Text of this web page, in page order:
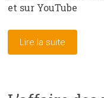
et sur YouTube
Lire la suite